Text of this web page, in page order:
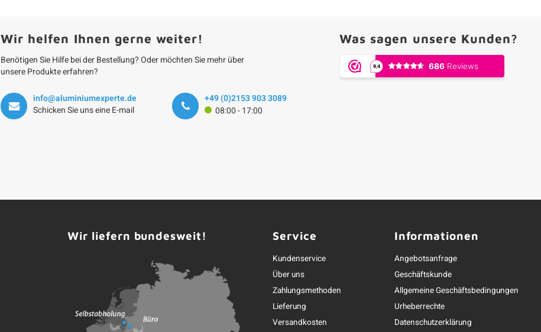
Wir helfen Ihnen gerne weiter!
Benötigen Sie Hilfe bei der Bestellung? Oder möchten Sie mehr über
unsere Produkte erfahren?
info@aluminiumexperte.de
Schicken Sie uns eine E-mail
+49 (0)2153 903 3089
08:00 - 17:00
Was sagen unsere Kunden?
Wir liefern bundesweit! Service
Kundenservice
Über uns
Zahlungsmethoden
Lieferung
Versandkosten
Informationen
Angebotsanfrage
Geschäftskunde
Allgemeine Geschäftsbedingungen
Urheberrechte
Datenschutzerklärung